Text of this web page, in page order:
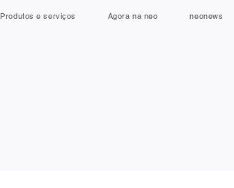
Produtos e serviços Agora na neo neonews